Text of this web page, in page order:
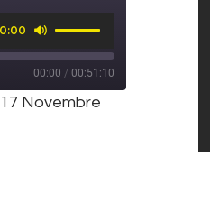
Usa
i
tasti
freccia
su/giù
per
00:00 / 00:51:10
Novembre